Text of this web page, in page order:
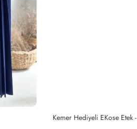
Kemer Hediyeli EKose Etek - Bej